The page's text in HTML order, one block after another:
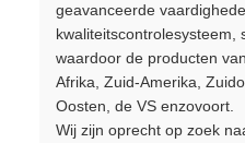
geavanceerde
kwaliteitscontrolesysteem,
waardoor de producten
Afrika, Zuid-Amerika,
Oosten, de VS enzovoort.
Wij zijn oprecht op zoek